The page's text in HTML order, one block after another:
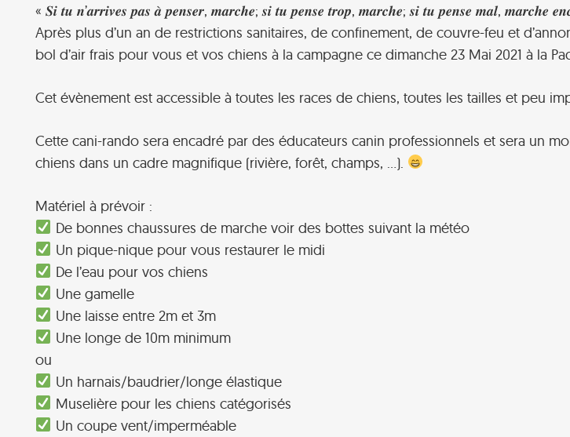
« 𝑺𝒊 𝒕𝒖 𝒏’𝒂𝒓𝒓𝒊𝒗𝒆𝒔 𝒑𝒂𝒔 𝒂̀ 𝒑𝒆𝒏𝒔𝒆𝒓, 𝒎𝒂𝒓𝒄𝒉𝒆; 𝒔𝒊 𝒕𝒖 𝒑𝒆𝒏𝒔𝒆 𝒕𝒓𝒐𝒑, 𝒎𝒂𝒓𝒄𝒉𝒆; 𝒔𝒊 𝒕𝒖 𝒑𝒆𝒏𝒔𝒆 𝒎𝒂𝒍, 𝒎𝒂𝒓𝒄𝒉𝒆
Après plus d’un an de restrictions sanitaires, de confinement, de couvre-feu et
bol d’air frais pour vous et vos chiens à la campagne ce dimanche 23 Mai 2021 à la
Cet évènement est accessible à toutes les races de chiens, toutes les tailles et peu
Cette cani-rando sera encadré par des éducateurs canin professionnels et sera un
chiens dans un cadre magnifique (rivière, forêt, champs, …).
Matériel à prévoir :
De bonnes chaussures de marche voir des bottes suivant la météo
Un pique-nique pour vous restaurer le midi
De l’eau pour vos chiens
Une gamelle
Une laisse entre 2m et 3m
Une longe de 10m minimum
ou
Un harnais/baudrier/longe élastique
Muselière pour les chiens catégorisés
Un coupe vent/imperméable